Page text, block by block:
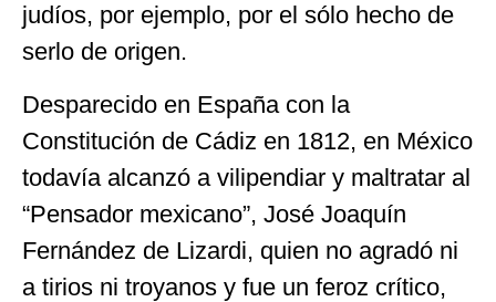
judíos, por ejemplo, por el sólo hecho de
serlo de origen.
Desparecido en España con la
Constitución de Cádiz en 1812, en México
todavía alcanzó a vilipendiar y maltratar al
“Pensador mexicano”, José Joaquín
Fernández de Lizardi, quien no agradó ni
a tirios ni troyanos y fue un feroz crítico,